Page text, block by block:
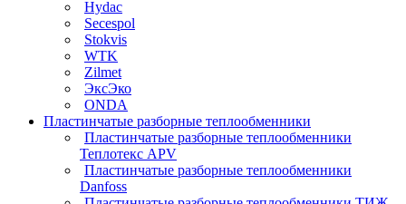
Hydac
Secespol
Stokvis
WTK
Zilmet
ЭксЭко
ONDA
Пластинчатые разборные теплообменники
Пластинчатые разборные теплообменники
Теплотекс APV
Пластинчатые разборные теплообменники
Danfoss